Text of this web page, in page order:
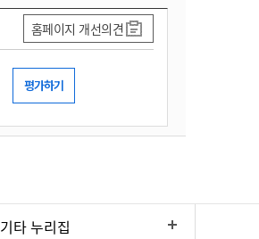
홈페이지 개선의견
기타 누리집